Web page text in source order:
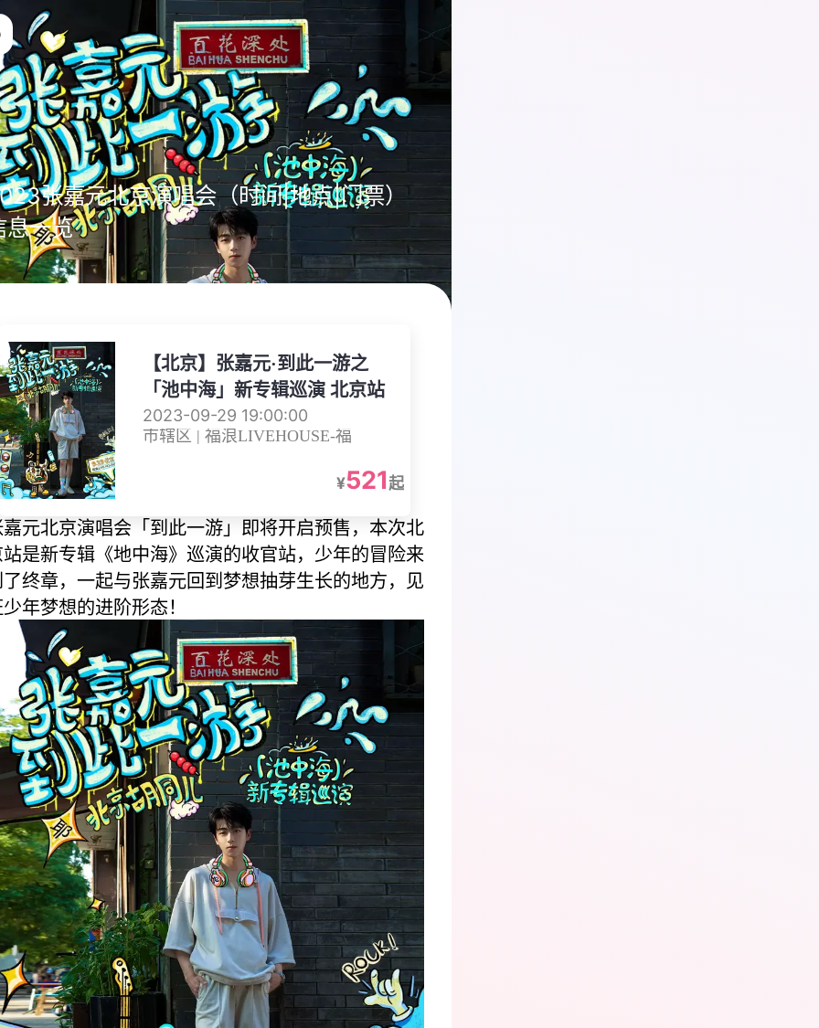
张嘉元北京演唱会（时间|地点|门票）
息一览
【北京】张嘉元·到此一游之
「池中海」新专辑巡演 北京站
2023-09-29 19:00:00
市辖区 | 福浪LIVEHOUSE-福
¥521起
元北京演唱会「到此一游」即将开启预售，本次北
是新专辑《地中海》巡演的收官站，少年的冒险来
终章，一起与张嘉元回到梦想抽芽生长的地方，见
年梦想的进阶形态！